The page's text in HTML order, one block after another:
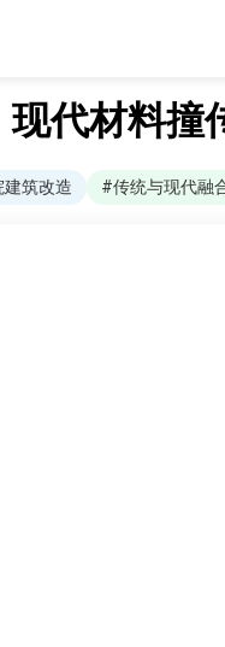
代材料撞
筑改造 #传统与现代融